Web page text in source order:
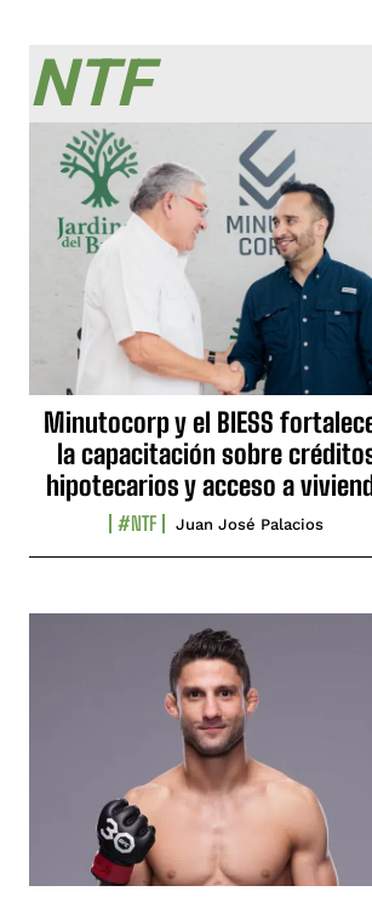
NTF
Minutocorp y el BIESS
la capacitación sobre
hipotecarios y acceso a
#NTF Juan José Palacios